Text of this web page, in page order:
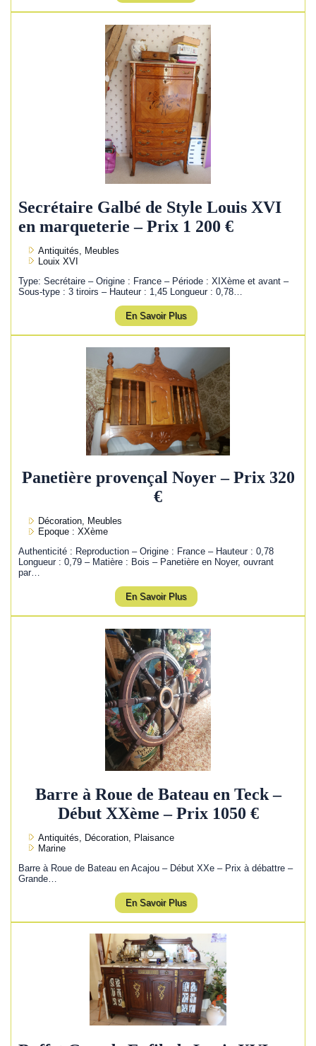
Secrétaire Galbé de Style Louis XVI
en marqueterie – Prix 1 200 €
Antiquités, Meubles
Louix XVI
Type: Secrétaire – Origine : France – Période : XIXème et avant –
Sous-type : 3 tiroirs – Hauteur : 1,45 Longueur : 0,78…
En Savoir Plus
Panetière provençal Noyer – Prix 320
€
Décoration, Meubles
Epoque : XXème
Authenticité : Reproduction – Origine : France – Hauteur : 0,78
Longueur : 0,79 – Matière : Bois – Panetière en Noyer, ouvrant
par…
En Savoir Plus
Barre à Roue de Bateau en Teck –
Début XXème – Prix 1050 €
Antiquités, Décoration, Plaisance
Marine
Barre à Roue de Bateau en Acajou – Début XXe – Prix à débattre –
Grande…
En Savoir Plus